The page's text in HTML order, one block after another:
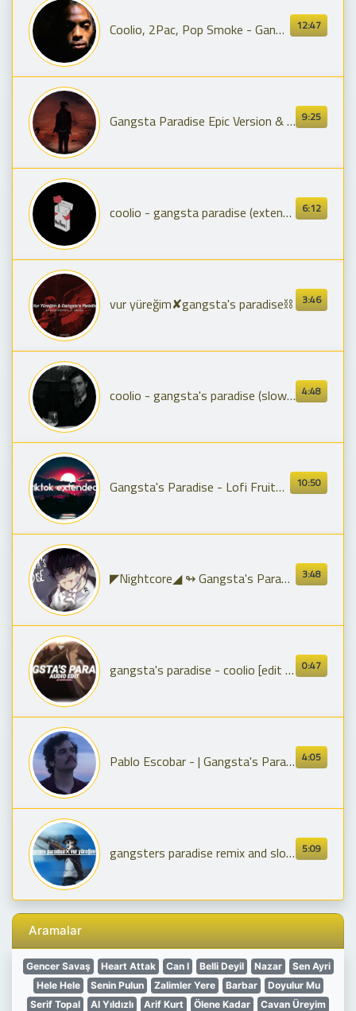
12:47
Coolio, 2Pac, Pop Smoke - Gangstas Paradise (Remix) ft. Snoop Dogg, Eminem, DMX, Eazy E, Biggie
9:25
Gangsta Paradise Epic Version & Extended Remix - Coolio - L.V Version - 320k
6:12
coolio - gangsta paradise (extended) (s l o w e d + r e v e r b)
3:46
vur yüreğim✘gangsta's paradise⛓
4:48
coolio - gangsta's paradise (slowed + reverb)
10:50
Gangsta's Paradise - Lofi Fruits Music [TikTok Remix] [Extended]
3:48
◤Nightcore◢ ↬ Gangsta's Paradise [lyrics | COVER]
0:47
gangsta's paradise - coolio [edit audio]
4:05
Pablo Escobar - | Gangsta's Paradise|King of cocaine
5:09
gangsters paradise remix and slowed+reverb
Aramalar
Gencer Savaş Heart Attak Can I Belli Deyil Nazar
Sen Ayri
Hele Hele
Senin Pulun Zalimler Yere Barbar
Doyulur Mu
Serif Topal
Al Yıldızlı Arif Kurt Ölene Kadar
Cavan Üreyim